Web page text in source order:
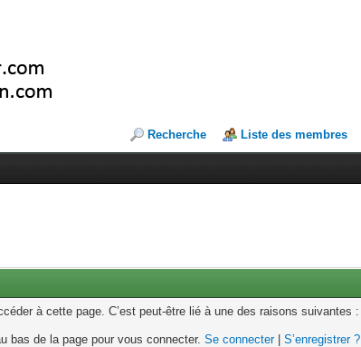
Recherche Liste des membres
à cette page. C’est peut-être lié à une des raisons suivantes :
bas de la page pour vous connecter.Se connecter|S’enregistrer ?